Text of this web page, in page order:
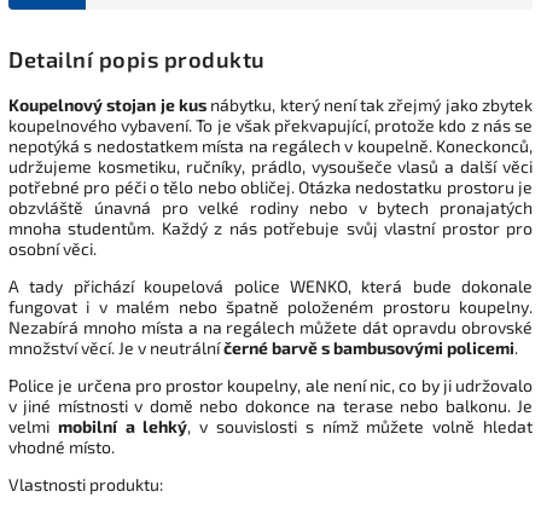
Detailní popis produktu
Koupelnový stojan je kusnábytku, který není tak zřejmý jako zbytek
koupelnového vybavení. To je však překvapující, protože kdo z nás se
nepotýká s nedostatkem místa na regálech v koupelně. Koneckonců,
udržujeme kosmetiku, ručníky, prádlo, vysoušeče vlasů a další věci
potřebné pro péči o tělo nebo obličej. Otázka nedostatku prostoru je
obzvláště únavná pro velké rodiny nebo v bytech pronajatých
mnoha studentům. Každý z nás potřebuje svůj vlastní prostor pro
osobní věci.
A tady přichází koupelová police WENKO, která bude dokonale
fungovat i v malém nebo špatně položeném prostoru koupelny.
Nezabírá mnoho místa a na regálech můžete dát opravdu obrovské
množství věcí. Je v neutrálníčerné barvě s bambusovými policemi.
Police je určena pro prostor koupelny, ale není nic, co by ji udržovalo
v jiné místnosti v domě nebo dokonce na terase nebo balkonu. Je
velmi mobilní a lehký, v souvislosti s nímž můžete volně hledat
vhodné místo.
Vlastnosti produktu: